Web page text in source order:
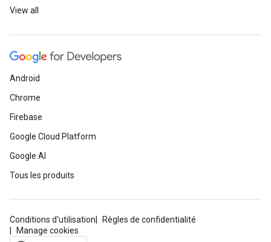
View all
Android
Chrome
Firebase
Google Cloud Platform
Google AI
Tous les produits
Conditions d'utilisation
Règles de confidentialité
Manage cookies